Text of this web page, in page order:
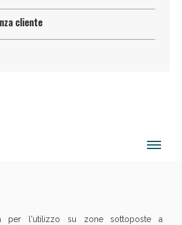
cliente
per l'utilizzo su zone sottoposte a